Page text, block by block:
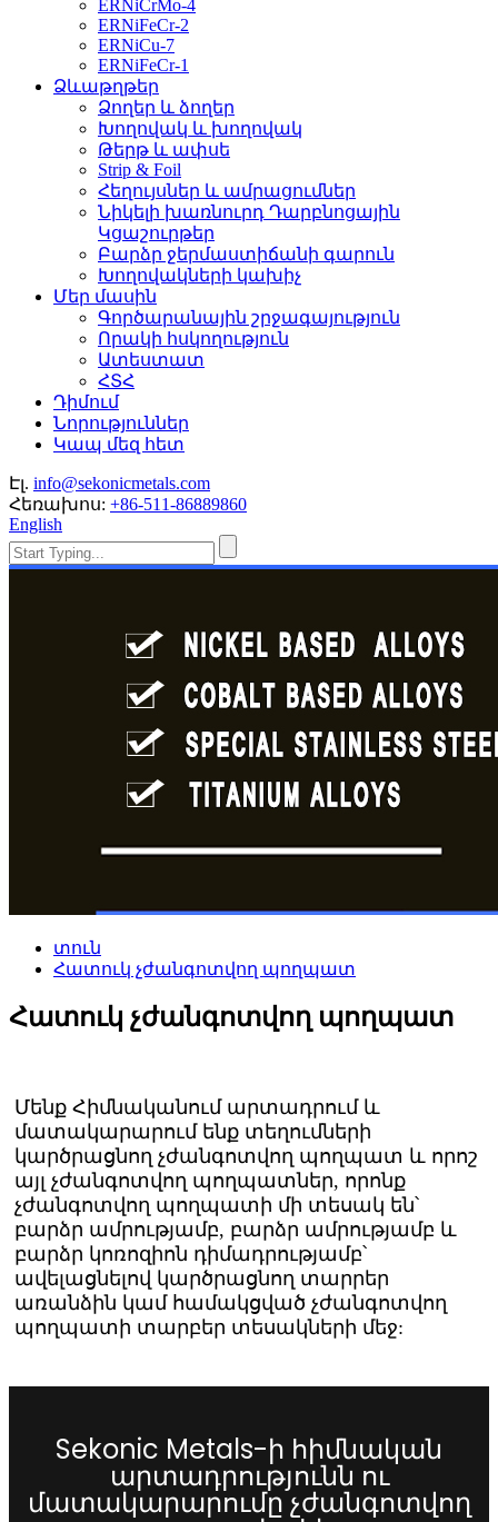
ERNiCrMo-4
ERNiFeCr-2
ERNiCu-7
ERNiFeCr-1
Ձևաթղթեր
Ձողեր և ձողեր
Խողովակ և խողովակ
Թերթ և ափսե
Strip & Foil
Հեղույսներ և ամրացումներ
Նիկելի խառնուրդ Դարբնոցային
Կցաշուրթեր
Բարձր ջերմաստիճանի գարուն
Խողովակների կախիչ
Մեր մասին
Գործարանային շրջագայություն
Որակի հսկողություն
Ատեստատ
ՀՏՀ
Դիմում
Նորություններ
Կապ մեզ հետ
Էլ. info@sekonicmetals.com
Հեռախոս: +86-511-86889860
English
տուն
Հատուկ չժանգոտվող պողպատ
Հատուկ չժանգոտվող պողպատ
Մենք Հիմնականում արտադրում և
մատակարարում ենք տեղումների
կարծրացնող չժանգոտվող պողպատ և որոշ
այլ չժանգոտվող պողպատներ, որոնք
չժանգոտվող պողպատի մի տեսակ են՝
բարձր ամրությամբ, բարձր ամրությամբ և
բարձր կոռոզիոն դիմադրությամբ՝
ավելացնելով կարծրացնող տարրեր
առանձին կամ համակցված չժանգոտվող
պողպատի տարբեր տեսակների մեջ:
Sekonic Metals-ի հիմնական
արտադրությունն ու
մատակարարումը չժանգոտվող